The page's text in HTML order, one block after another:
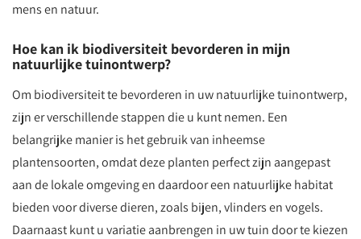
mens en natuur.
Hoe kan ik biodiversiteit bevorderen in mijn
natuurlijke tuinontwerp?
Om biodiversiteit te bevorderen in uw natuurlijke tuinontwerp,
zijn er verschillende stappen die u kunt nemen. Een
belangrijke manier is het gebruik van inheemse
plantensoorten, omdat deze planten perfect zijn aangepast
aan de lokale omgeving en daardoor een natuurlijke habitat
bieden voor diverse dieren, zoals bijen, vlinders en vogels.
Daarnaast kunt u variatie aanbrengen in uw tuin door te kiezen